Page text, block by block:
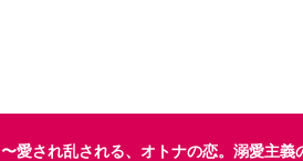
〜愛され乱される、オトナの恋。溺愛主義